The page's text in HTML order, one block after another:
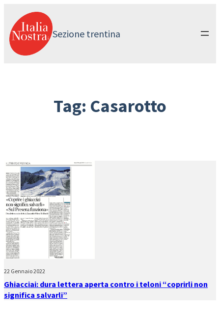
contenuto
Sezione trentina
Tag: Casarotto
22 Gennaio 2022
Ghiacciai: dura lettera aperta contro i teloni “coprirli non
significa salvarli”